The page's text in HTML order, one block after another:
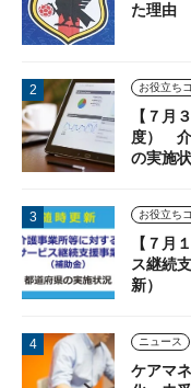
た理由
【７月
度） 介
の実施
【７月
ス継続
新）
ニュース
ケアマ